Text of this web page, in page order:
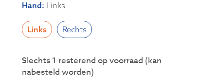
Hand : Links
Links Rechts
Slechts 1 resterend op voorraad (kan
nabesteld worden)